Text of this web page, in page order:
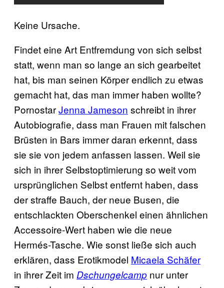
Keine Ursache.
Findet eine Art Entfremdung von sich selbst
statt, wenn man so lange an sich gearbeitet
hat, bis man seinen Körper endlich zu etwas
gemacht hat, das man immer haben wollte?
PornostarJenna Jameson schreibt in ihrer
Autobiografie, dass man Frauen mit falschen
Brüsten in Bars immer daran erkennt, dass
sie sie von jedem anfassen lassen. Weil sie
sich in ihrer Selbstoptimierung so weit vom
ursprünglichen Selbst entfernt haben, dass
der straffe Bauch, der neue Busen, die
entschlackten Oberschenkel einen ähnlichen
Accessoire-Wert haben wie die neue
Hermés-Tasche. Wie sonst ließe sich auch
erklären, dass Erotikmodel Micaela Schäfer
in ihrer Zeit im Dschungelcamp nur unter